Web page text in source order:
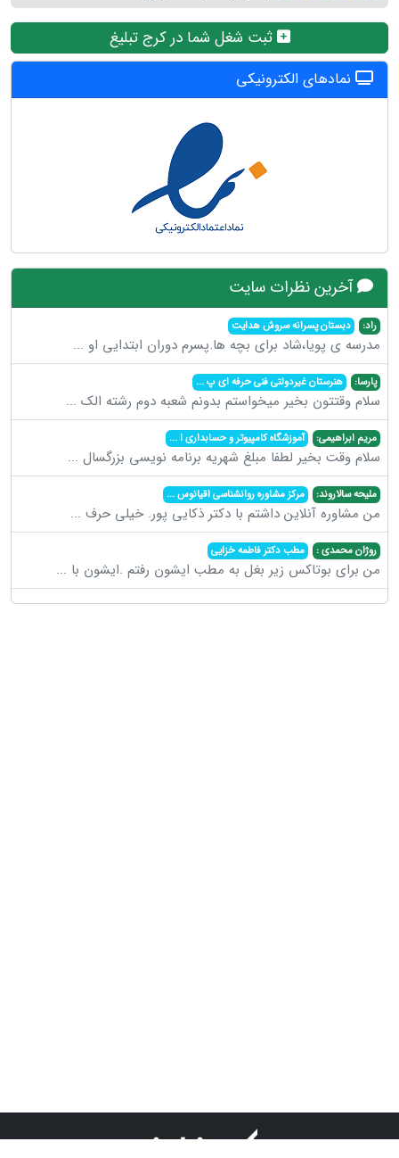
ثبت شغل شما در کرج تبلیغ
نمادهای الکترونیکی
آخرین نظرات سایت
راد: دبستان پسرانه سروش هدایت
مدرسه ی پویا،شاد برای بچه ها.پسرم دوران ابتدایی او ...
پارسا: هنرستان غیردولتی فنی حرفه ای پ...
سلام وقتتون بخیر میخواستم بدونم شعبه دوم رشته الک ...
مریم ابراهیمی: آموزشگاه کامپیوتر و حسابداری ا...
سلام وقت بخیر لطفا مبلغ شهریه برنامه نویسی بزرگسال ...
ملیحه سالاروند: مرکز مشاوره روانشناسی اقیانوس...
من مشاوره آنلاین داشتم با دکتر ذکایی پور. خیلی حرف ...
روژان محمدی : مطب دکتر فاطمه خزایی
من برای بوتاکس زیر بغل به مطب ایشون رفتم .ایشون با ...